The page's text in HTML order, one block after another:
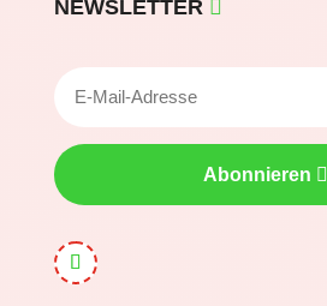
NEWSLETTER
Abonnieren